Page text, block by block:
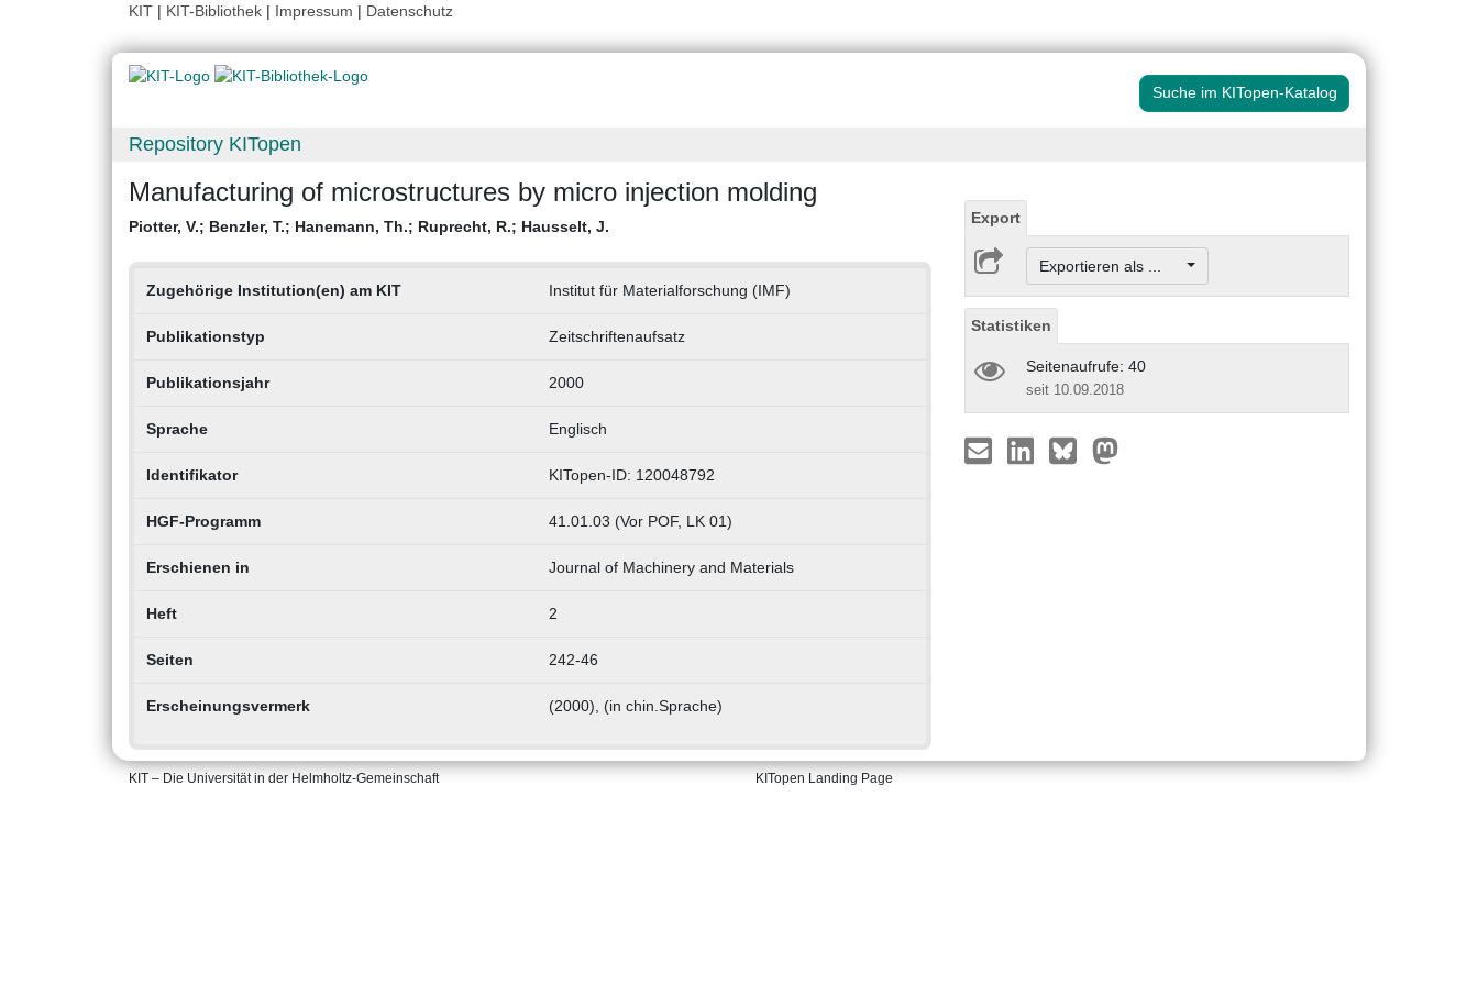
KIT | KIT-Bibliothek | Impressum | Datenschutz
Suche im KITopen-Katalog
Repository KITopen
Manufacturing of microstructures by micro injection molding
Piotter, V.; Benzler, T.; Hanemann, Th.; Ruprecht, R.; Hausselt, J.
Zugehörige Institution(en) am KIT Institut für Materialforschung (IMF)
Publikationstyp Zeitschriftenaufsatz
Publikationsjahr 2000
Sprache Englisch
Identifikator KITopen-ID: 120048792
HGF-Programm 41.01.03 (Vor POF, LK 01)
Erschienen in Journal of Machinery and Materials
Heft 2
Seiten 242-46
Erscheinungsvermerk (2000), (in chin.Sprache)
Export
Exportieren als ...
Statistiken
Seitenaufrufe: 40
seit 10.09.2018
KIT – Die Universität in der Helmholtz-Gemeinschaft KITopen Landing Page